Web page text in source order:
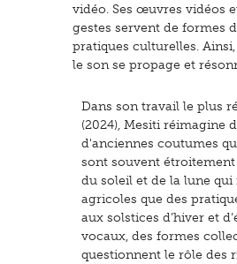
vidéo. Ses œuvres vidéos
gestes servent de formes
pratiques culturelles.
le son se propage et
Dans son travail le plus
(2024), Mesiti réimagine
d'anciennes coutumes
sont souvent étroitement
du soleil et de la lune
agricoles que des
aux solstices d’hiver et
vocaux, des formes
questionnent le rôle des